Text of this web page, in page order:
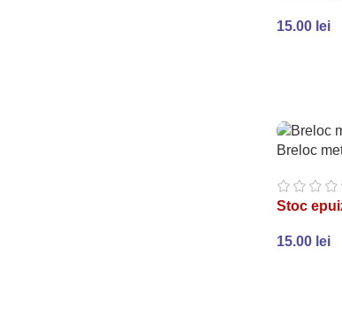
15.00 lei
Breloc
Stoc
15.00 lei